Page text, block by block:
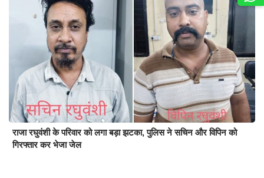
राजा रघुवंशी के परिवार को लगा बड़ा झटका, पुलिस ने सचिन और विपिन को
गिरफ्तार कर भेजा जेल